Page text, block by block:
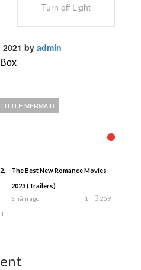
Turn off Light
by admin
MERMAID
The Best New Romance Movies
2023 (Trailers)
3 năm ago 259
1